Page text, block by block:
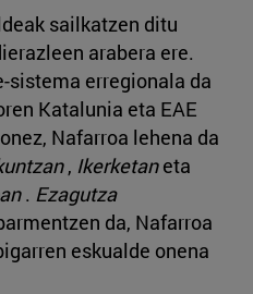
sailkatzen ditu
arabera ere.
sistema erregionala da
Katalunia eta EAE
Nafarroa lehena da
, Ikerketaneta
. Ezagutza
da, Nafarroa
eskualde onena